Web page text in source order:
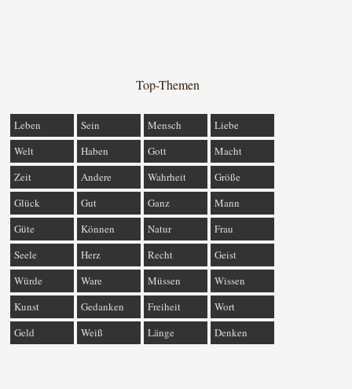
Top-Themen
Leben Sein Mensch
Liebe
Welt
Haben Gott
Macht
Zeit
Andere Wahrheit
Größe
Glück
Gut Ganz
Mann
Güte
Können Natur
Frau
Seele
Herz Recht
Geist
Würde
Ware Müssen
Wissen
Kunst
Gedanken Freiheit
Wort
Geld
Weiß Länge Denken